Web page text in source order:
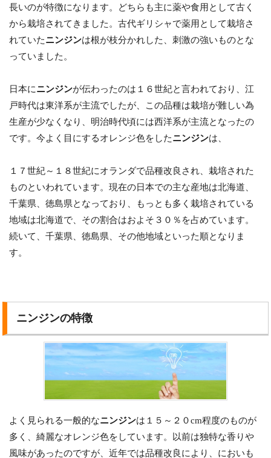
長いのが特徴になります。どちらも主に薬や食用として古く
から栽培されてきました。古代ギリシャで薬用として栽培さ
れていたニンジンは根が枝分かれした、刺激の強いものとな
っていました。
日本にニンジンが伝わったのは１６世紀と言われており、江
戸時代は東洋系が主流でしたが、この品種は栽培が難しい為
生産が少なくなり、明治時代頃には西洋系が主流となったの
です。今よく目にするオレンジ色をしたニンジンは、
１７世紀～１８世紀にオランダで品種改良され、栽培された
ものといわれています。現在の日本での主な産地は北海道、
千葉県、徳島県となっており、もっとも多く栽培されている
地域は北海道で、その割合はおよそ３０％を占めています。
続いて、千葉県、徳島県、その他地域といった順となりま
す。
ニンジンの特徴
よく見られる一般的なニンジンは１５～２０cm程度のものが
多く、綺麗なオレンジ色をしています。以前は独特な香りや
風味があったのですが、近年では品種改良により、においも